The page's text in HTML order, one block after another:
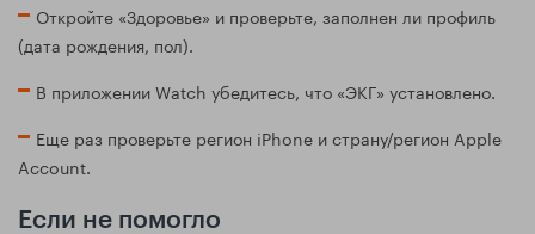
Откройте «Здоровье» и проверьте, заполнен ли профиль
(дата рождения, пол).
В приложении Watch убедитесь, что «ЭКГ» установлено.
Еще раз проверьте регион iPhone и страну/регион Apple
Account.
Если не помогло